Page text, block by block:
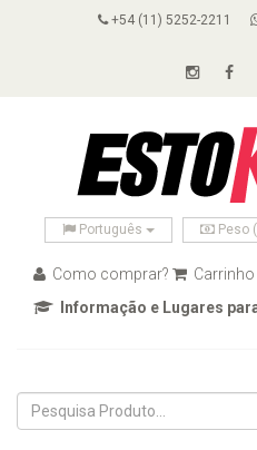
+54 (11) 5252-2211
Português Peso
Como comprar?
Informação e Lugares